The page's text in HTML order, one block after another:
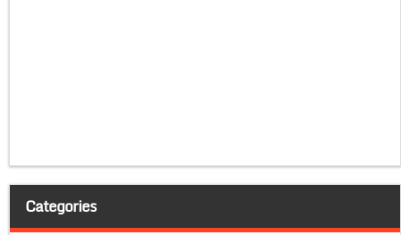
Categories